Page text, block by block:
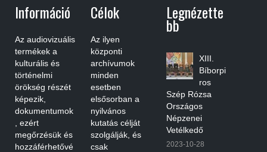
Információ
Az audiovizuális
termékek a
kulturális és
történelmi
örökség részét
képezik,
dokumentumok
, ezért
megőrzésük és
hozzáférhetővé
Célok
Az ilyen
központi
archívumok
minden
esetben
elsősorban a
nyilvános
kutatás célját
szolgálják, és
csak
Legnézette
Bb
XIII.
Bíborpi
ros
Szép Rózsa
Országos
Népzenei
Vetélkedő
2023-10-28